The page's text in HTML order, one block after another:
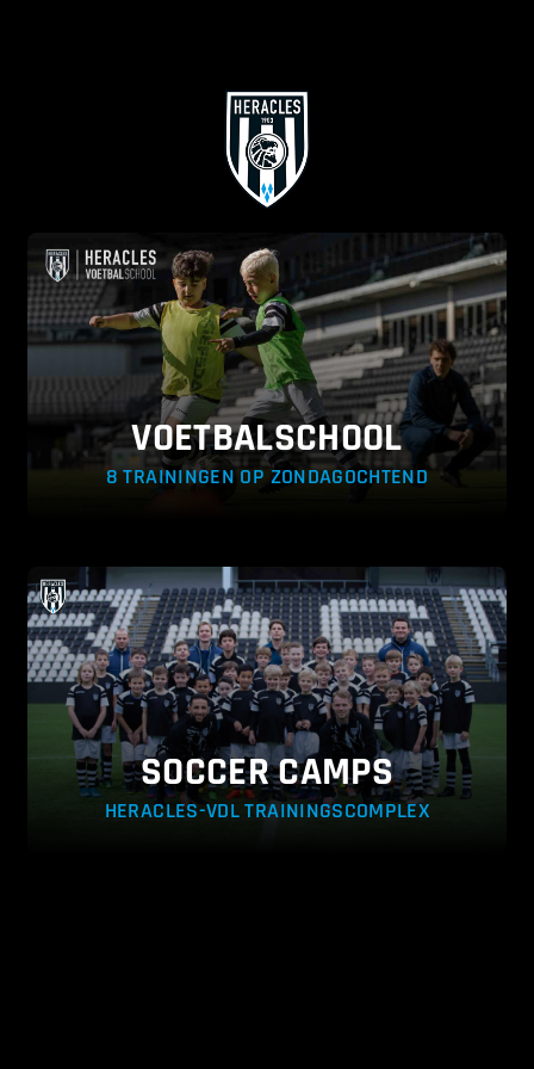
VOETBALSCHOOL
8 TRAININGEN OP ZONDAGOCHTEND
SOCCER CAMPS
HERACLES-VDL TRAININGSCOMPLEX